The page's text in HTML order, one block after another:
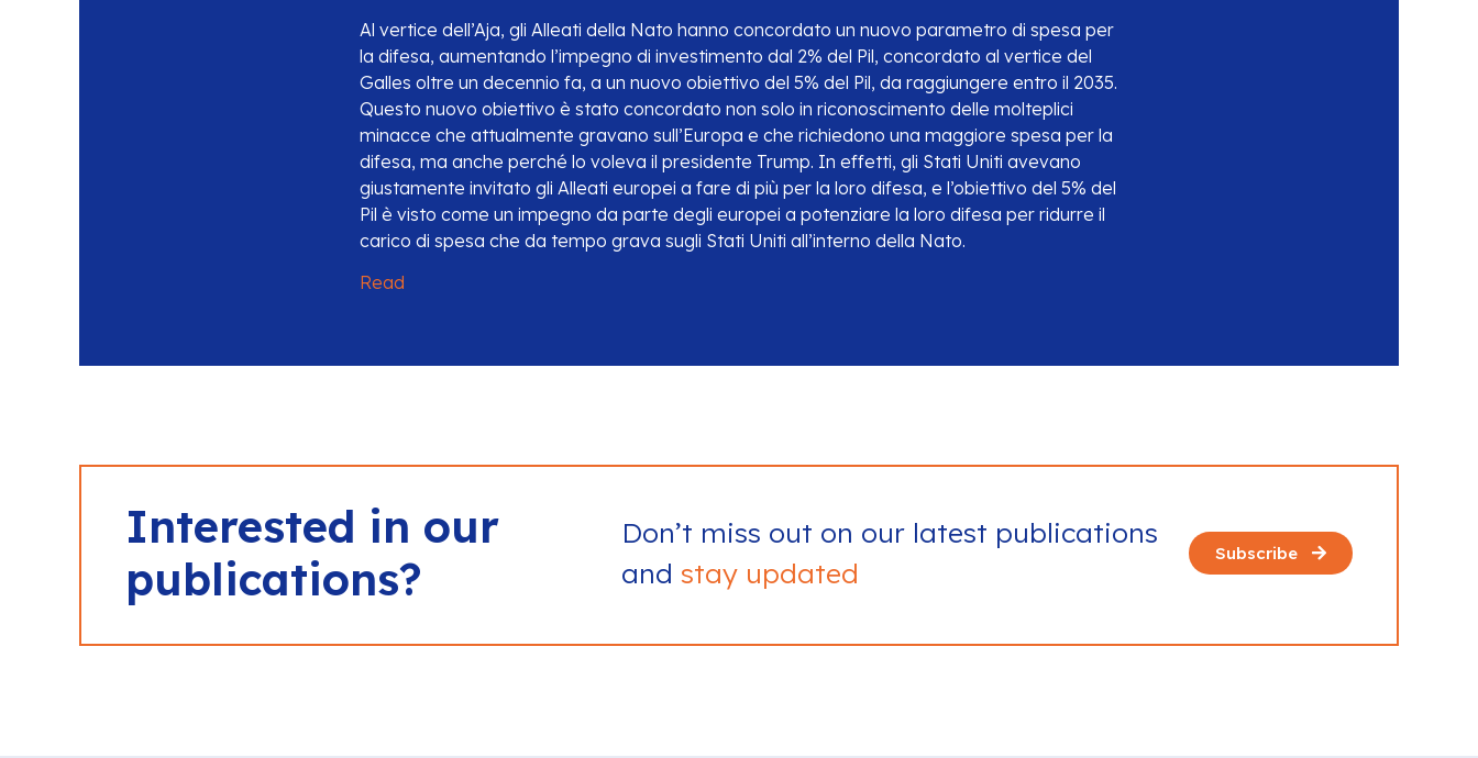
Al vertice dell’Aja, gli Alleati della Nato hanno concordato un nuovo parametro di spesa per
la difesa, aumentando l’impegno di investimento dal 2% del Pil, concordato al vertice del
Galles oltre un decennio fa, a un nuovo obiettivo del 5% del Pil, da raggiungere entro il 2035.
Questo nuovo obiettivo è stato concordato non solo in riconoscimento delle molteplici
minacce che attualmente gravano sull’Europa e che richiedono una maggiore spesa per la
difesa, ma anche perché lo voleva il presidente Trump. In effetti, gli Stati Uniti avevano
giustamente invitato gli Alleati europei a fare di più per la loro difesa, e l’obiettivo del 5% del
Pil è visto come un impegno da parte degli europei a potenziare la loro difesa per ridurre il
carico di spesa che da tempo grava sugli Stati Uniti all’interno della Nato.
Read
Interested in our
publications?
Don’t miss out on our latest publications
andstay updated
Subscribe